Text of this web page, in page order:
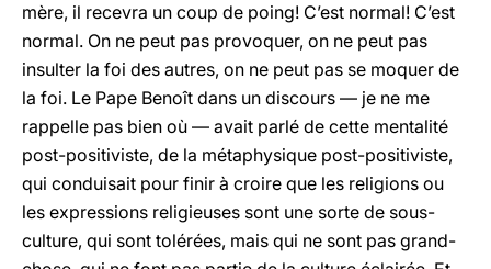
mère, il recevra un coup de poing! C’est normal! C’est
normal. On ne peut pas provoquer, on ne peut pas
insulter la foi des autres, on ne peut pas se moquer de
la foi. Le Pape Benoît dans un discours — je ne me
rappelle pas bien où — avait parlé de cette mentalité
post-positiviste, de la métaphysique post-positiviste,
qui conduisait pour finir à croire que les religions ou
les expressions religieuses sont une sorte de sous-
culture, qui sont tolérées, mais qui ne sont pas grand-